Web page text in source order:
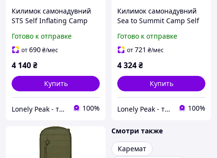
Килимок самонадувний
STS Self Inflating Camp
183x51x7.5см
Готово к отправке
от690₴/мес
4 140₴
Купить
Lonely Peak - туристичне спорядження та одяг 100%
Килимок самонадувний
Sea to Summit Camp Self
Large Rectangular
198x64x4 см (STS 006508)
Готово к отправке
от721 ₴/мес
4 324₴
Купить
Lonely Peak - туристичне спорядження та одяг 100%
Смотри также
Каремат